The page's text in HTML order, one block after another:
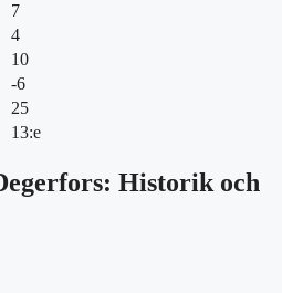
7
4
10
-6
25
13:e
Historik och